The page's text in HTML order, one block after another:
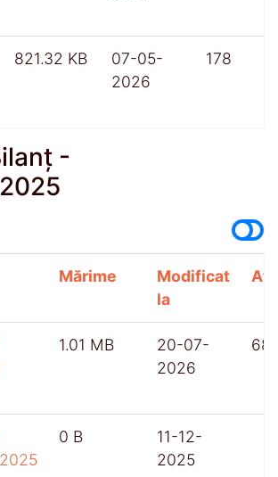
821.32 KB
07-05-
2026
178
-
Mărime
Modificat
la
1.01 MB
20-07-
2026
68
0 B
11-12-
2025